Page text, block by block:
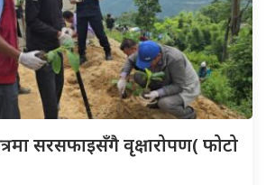
सरसफाइसँगै वृक्षारोपण( फोटो